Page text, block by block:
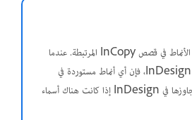
يتحكم InDesign\nفي الأنماط في قصص InCopy المرتبطة. عندما
تضع\nقصة InCopy في InDesign، فإن أي أنماط مستوردة في
مستند InCopy\nيتم تجاوزها في InDesign إذا كانت هناك أسماء